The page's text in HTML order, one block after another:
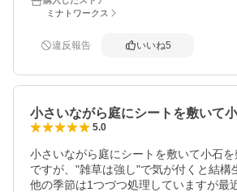
ックと書いてあるサンフーロンを発見！
即座に購入しました。
結果が出れば、次回は、2Ｌを購入した
何よりも、コスパ最高で最強ですね！
ミナトワークス
違反報告 いいね5
小さいながら庭にシートを敷いて
5.0
小さいながら庭にシートを敷いて小石
ですが、"雑草は強し"で気が付くと結構
他の季節は1つづつ処理していますが最